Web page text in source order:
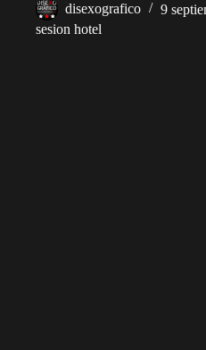
disexografico
9
sesion hotel